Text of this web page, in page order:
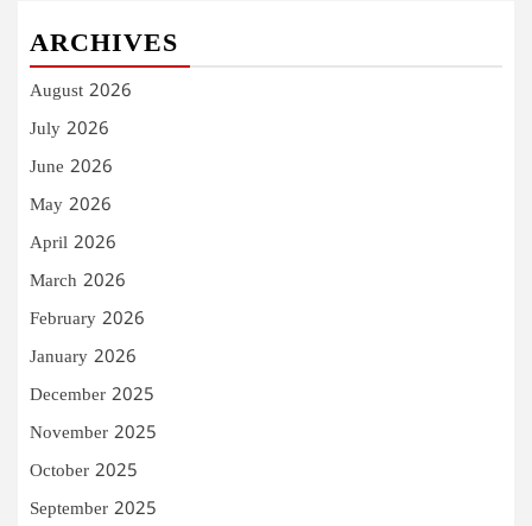
ARCHIVES
August 2026
July 2026
June 2026
May 2026
April 2026
March 2026
February 2026
January 2026
December 2025
November 2025
October 2025
September 2025